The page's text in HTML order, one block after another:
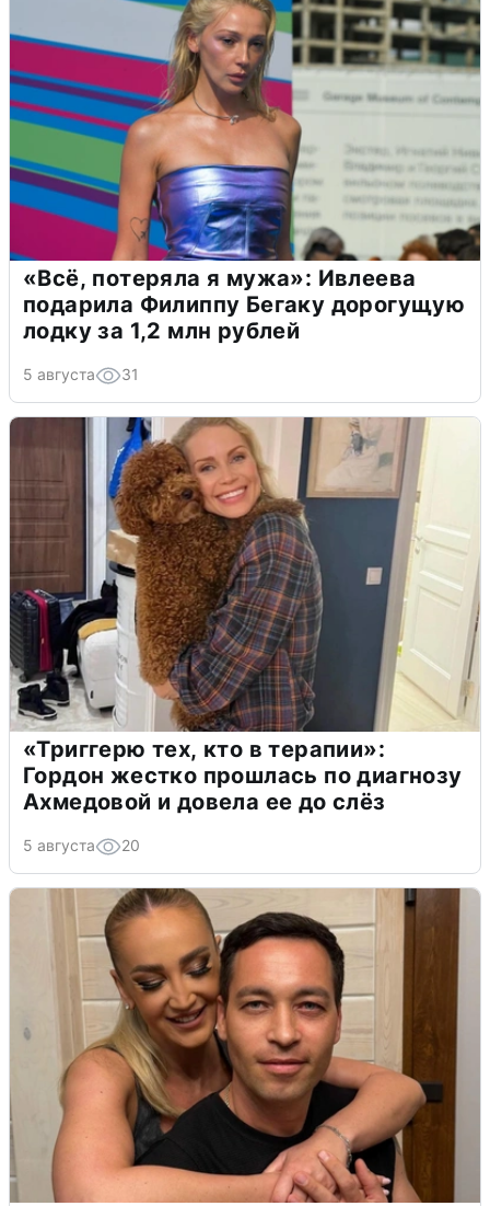
«Всё, потеряла я мужа»: Ивлеева
подарила Филиппу Бегаку дорогущую
лодку за 1,2 млн рублей
5 августа 31
«Триггерю тех, кто в терапии»:
Гордон жестко прошлась по диагнозу
Ахмедовой и довела ее до слёз
5 августа 20